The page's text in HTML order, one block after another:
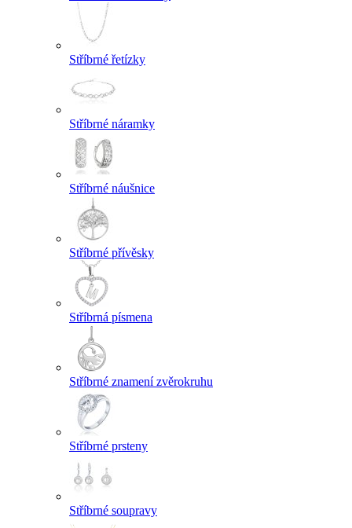
Stříbrné řetízky
Stříbrné náramky
Stříbrné náušnice
Stříbrné přívěsky
Stříbrná písmena
Stříbrné znamení zvěrokruhu
Stříbrné prsteny
Stříbrné soupravy